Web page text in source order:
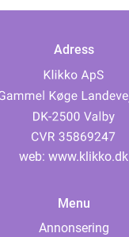
Adress
web: www.klikko.dk
Menu
Annonsering